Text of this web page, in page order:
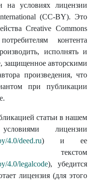
на условиях лицензии
(СС-BY). Это
Creative Commons
контента
исполнять и
защищенное авторскими
произведения, что
при публикации
статьи в нашем
лицензии
4.0/deed.ru) и ее
4.0/legalcode), убедится
лицензия (для этого